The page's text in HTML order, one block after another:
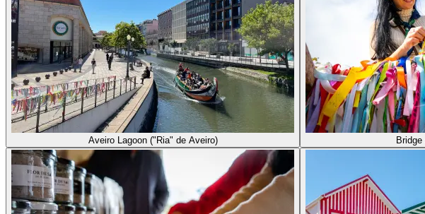
Aveiro Lagoon ("Ria" de Aveiro)